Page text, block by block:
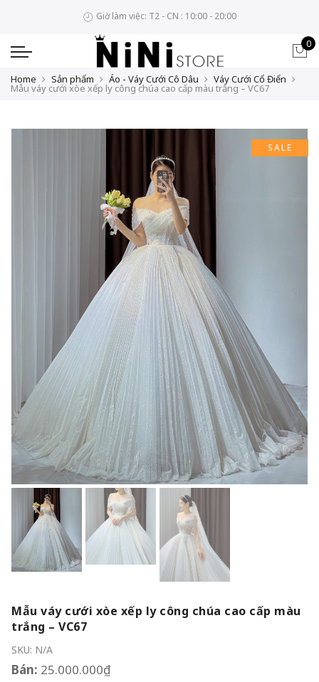
Giờ làm việc: T2 - CN : 10:00 - 20:00
0
Home Sản phẩm Áo - Váy Cưới Cô Dâu Váy Cưới Cổ Điển
Mẫu váy cưới xòe xếp ly công chúa cao cấp màu trắng – VC67
SALE
Mẫu váy cưới xòe xếp ly công chúa cao cấp màu
trắng – VC67
SKU: N/A
Bán: 25.000.000₫